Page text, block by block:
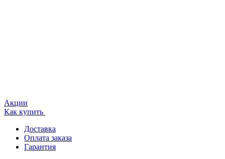
Акции
Как купить
Доставка
Оплата заказа
Гарантия